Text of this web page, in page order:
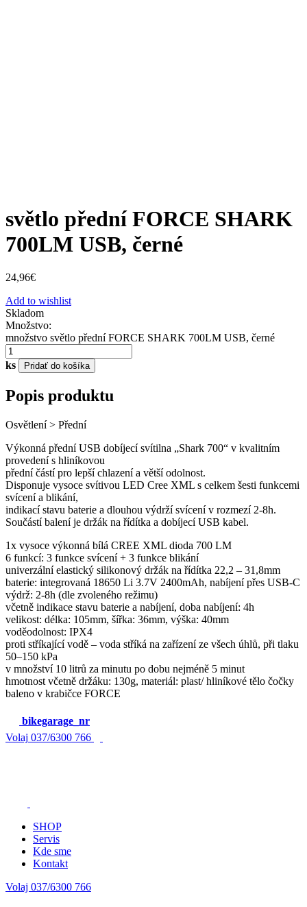
světlo přední FORCE SHARK
700LM USB, černé
24,96€
Add to wishlist
Skladom
Množstvo:
množstvo světlo přední FORCE SHARK 700LM USB, černé
ks Pridať do košíka
Popis produktu
Osvětlení > Přední
Výkonná přední USB dobíjecí svítilna „Shark 700“ v kvalitním
provedení s hliníkovou
přední částí pro lepší chlazení a větší odolnost.
Disponuje vysoce svítivou LED Cree XML s celkem šesti funkcemi
svícení a blikání,
indikací stavu baterie a dlouhou výdrží svícení v rozmezí 2-8h.
Součástí balení je držák na řídítka a dobíjecí USB kabel.
1x vysoce výkonná bílá CREE XML dioda 700 LM
6 funkcí: 3 funkce svícení + 3 funkce blikání
univerzální elastický silikonový držák na řídítka 22,2 – 31,8mm
baterie: integrovaná 18650 Li 3.7V 2400mAh, nabíjení přes USB-C
výdrž: 2-8h (dle zvoleného režimu)
včetně indikace stavu baterie a nabíjení, doba nabíjení: 4h
velikost: délka: 105mm, šířka: 36mm, výška: 40mm
voděodolnost: IPX4
proti stříkající vodě – voda stříká na zařízení ze všech úhlů, při tlaku
50–150 kPa
v množství 10 litrů za minutu po dobu nejméně 5 minut
hmotnost včetně držáku: 130g, materiál: plast/ hliníkové tělo čočky
baleno v krabičce FORCE
bikegarage_nr
Volaj 037/6300 766
SHOP
Servis
Kde sme
Kontakt
Volaj 037/6300 766